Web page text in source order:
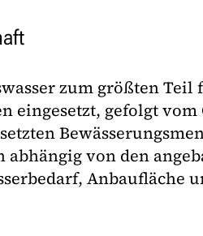
zum größten Teil
eingesetzt, gefolgt vom
abhängig von den
Anbaufläche